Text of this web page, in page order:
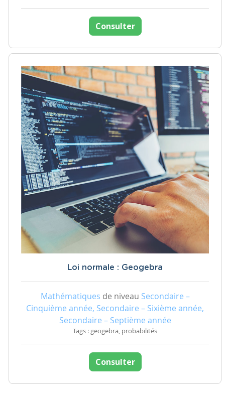
Consulter
Loi normale : Geogebra
Mathématiques de niveau Secondaire –
Cinquième année, Secondaire – Sixième année,
Secondaire – Septième année
Tags : geogebra, probabilités
Consulter